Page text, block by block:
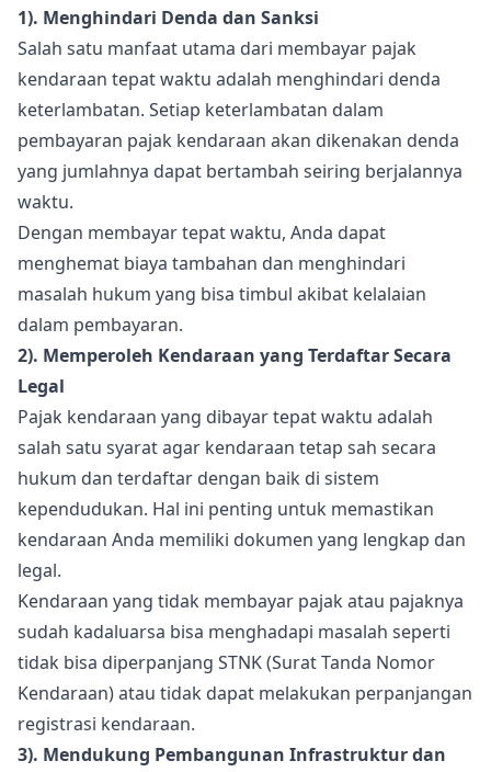
1). Menghindari Denda dan Sanksi
Salah satu manfaat utama dari membayar pajak
kendaraan tepat waktu adalah menghindari denda
keterlambatan. Setiap keterlambatan dalam
pembayaran pajak kendaraan akan dikenakan denda
yang jumlahnya dapat bertambah seiring berjalannya
waktu.
Dengan membayar tepat waktu, Anda dapat
menghemat biaya tambahan dan menghindari
masalah hukum yang bisa timbul akibat kelalaian
dalam pembayaran.
2). Memperoleh Kendaraan yang Terdaftar Secara
Legal
Pajak kendaraan yang dibayar tepat waktu adalah
salah satu syarat agar kendaraan tetap sah secara
hukum dan terdaftar dengan baik di sistem
kependudukan. Hal ini penting untuk memastikan
kendaraan Anda memiliki dokumen yang lengkap dan
legal.
Kendaraan yang tidak membayar pajak atau pajaknya
sudah kadaluarsa bisa menghadapi masalah seperti
tidak bisa diperpanjang STNK (Surat Tanda Nomor
Kendaraan) atau tidak dapat melakukan perpanjangan
registrasi kendaraan.
3). Mendukung Pembangunan Infrastruktur dan